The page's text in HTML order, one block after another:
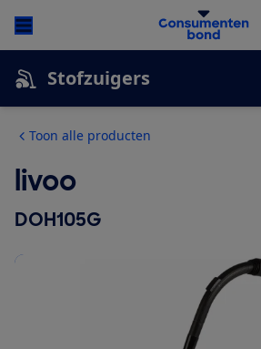
Stofzuigers
Toon alle producten
livoo
DOH105G